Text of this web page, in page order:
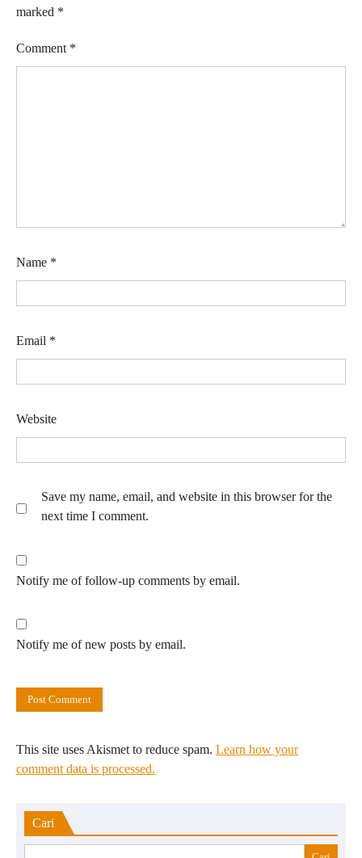
marked *
Comment *
Name *
Email *
Website
Save my name, email, and website in this browser for the
next time I comment.
Notify me of follow-up comments by email.
Notify me of new posts by email.
This site uses Akismet to reduce spam. Learn how your
comment data is processed.
Cari